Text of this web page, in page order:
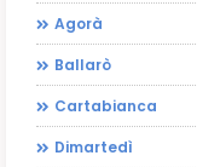
Agorà
Ballarò
Cartabianca
Dimartedì